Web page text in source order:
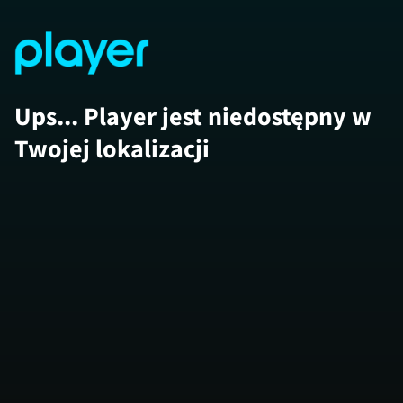
Ups... Player jest niedostępny w
Twojej lokalizacji